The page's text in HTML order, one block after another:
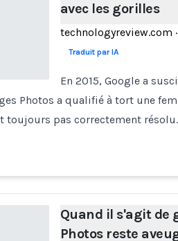
avec les gorilles
technologyreview.com ·
Traduit par IA
En 2015, Google a
Photos a qualifié à tort une
toujours pas correctement
Quand il s'agit de
Photos reste